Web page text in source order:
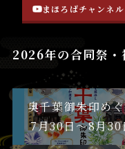
まほろばチャンネル
2026年の合同祭・
奥千葉御朱印め
7月30日〜8月30